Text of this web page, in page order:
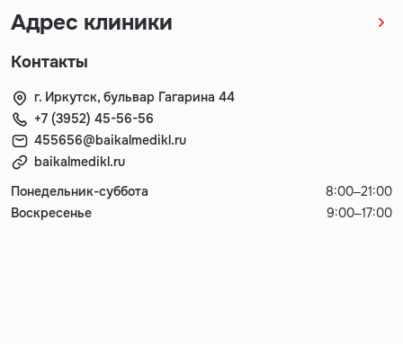
Адрес клиники
Контакты
г. Иркутск, бульвар Гагарина 44
+7 (3952) 45-56-56
455656@baikalmedikl.ru
baikalmedikl.ru
Понедельник-суббота
8:00–21:00
Воскресенье
9:00–17:00